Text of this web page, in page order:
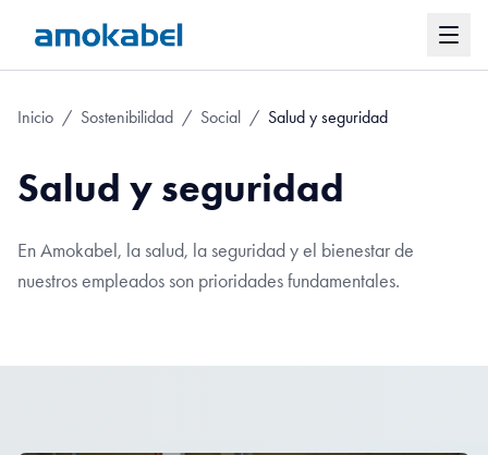
Inicio / Sostenibilidad / Social / Salud y seguridad
Salud y seguridad
En Amokabel, la salud, la seguridad y el bienestar de
nuestros empleados son prioridades fundamentales.